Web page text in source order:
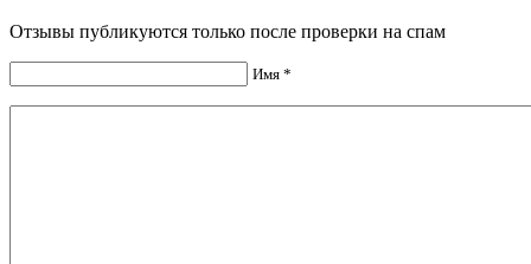
Отзывы публикуются только после проверки на спам
Имя *